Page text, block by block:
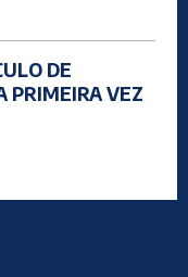
DE
PRIMEIRA VEZ